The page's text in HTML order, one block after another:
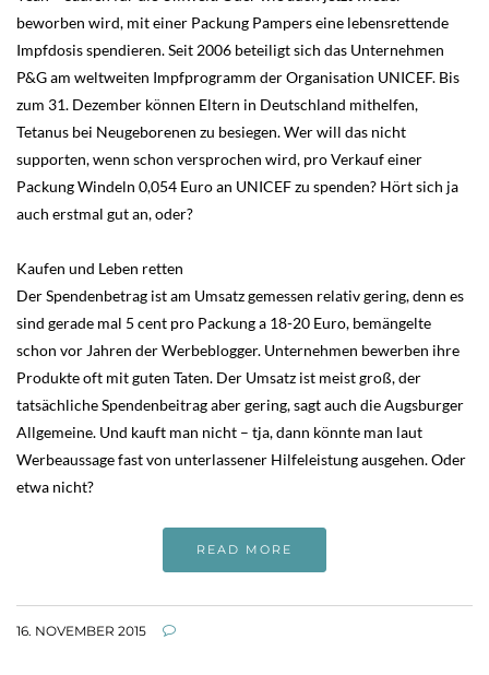
beworben wird, mit einer Packung Pampers eine lebensrettende
Impfdosis spendieren. Seit 2006 beteiligt sich das Unternehmen
P&G am weltweiten Impfprogramm der Organisation UNICEF. Bis
zum 31. Dezember können Eltern in Deutschland mithelfen,
Tetanus bei Neugeborenen zu besiegen. Wer will das nicht
supporten, wenn schon versprochen wird, pro Verkauf einer
Packung Windeln 0,054 Euro an UNICEF zu spenden? Hört sich ja
auch erstmal gut an, oder?
Kaufen und Leben retten
Der Spendenbetrag ist am Umsatz gemessen relativ gering, denn es
sind gerade mal 5 cent pro Packung a 18-20 Euro, bemängelte
schon vor Jahren der Werbeblogger. Unternehmen bewerben ihre
Produkte oft mit guten Taten. Der Umsatz ist meist groß, der
tatsächliche Spendenbeitrag aber gering, sagt auch die Augsburger
Allgemeine. Und kauft man nicht – tja, dann könnte man laut
Werbeaussage fast von unterlassener Hilfeleistung ausgehen. Oder
etwa nicht?
READ MORE
16. NOVEMBER 2015